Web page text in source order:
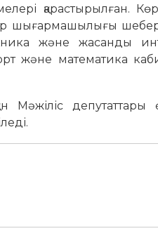
қарастырылған.
шығармашылығы
және жасанды
және математика
депутаттары